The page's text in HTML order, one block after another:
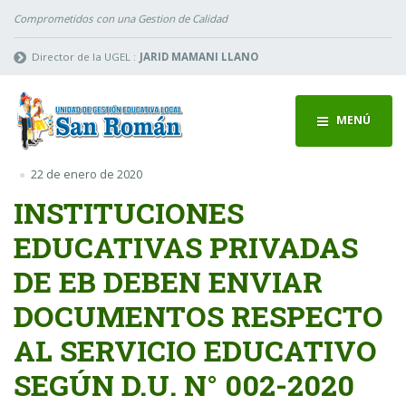
Comprometidos con una Gestion de Calidad
Director de la UGEL : JARID MAMANI LLANO
MENÚ
22 de enero de 2020
INSTITUCIONES
EDUCATIVAS PRIVADAS
DE EB DEBEN ENVIAR
DOCUMENTOS RESPECTO
AL SERVICIO EDUCATIVO
SEGÚN D.U. N° 002-2020